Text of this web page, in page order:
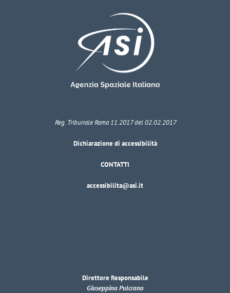
Reg. Tribunale Roma 11.2017 del 02.02.2017
Dichiarazione di accessibilità
CONTATTI
accessibilita@asi.it
Direttore Responsabile
Giuseppina Pulcrano